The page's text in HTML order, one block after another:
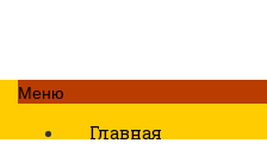
Меню
Главная